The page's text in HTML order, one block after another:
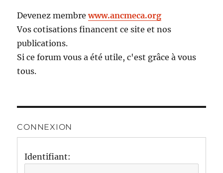
Devenez membrewww.ancmeca.org
Vos cotisations financent ce site et nos
publications.
Si ce forum vous a été utile, c'est grâce à vous
tous.
CONNEXION
Identifiant: